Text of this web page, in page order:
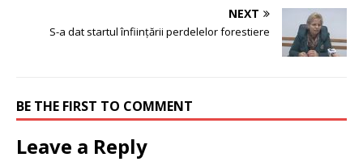
NEXT
S-a dat startul înființării perdelelor forestiere
BE THE FIRST TO COMMENT
Leave a Reply